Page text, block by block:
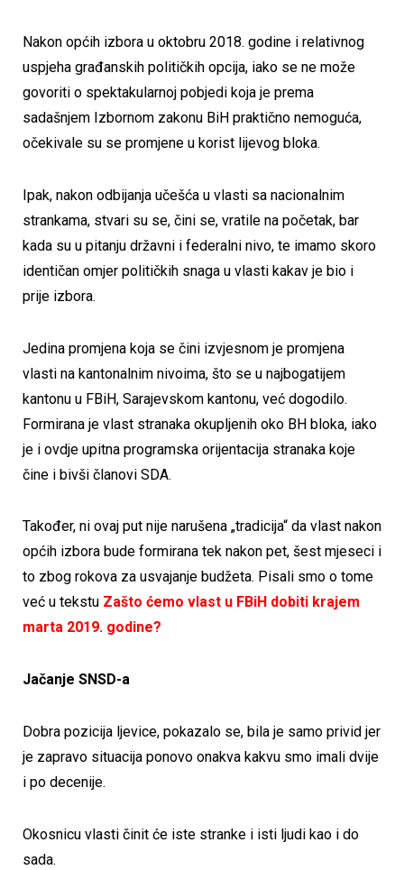
Nakon općih izbora u oktobru 2018. godine i relativnog
uspjeha građanskih političkih opcija, iako se ne može
govoriti o spektakularnoj pobjedi koja je prema
sadašnjem Izbornom zakonu BiH praktično nemoguća,
očekivale su se promjene u korist lijevog bloka.
Ipak, nakon odbijanja učešća u vlasti sa nacionalnim
strankama, stvari su se, čini se, vratile na početak, bar
kada su u pitanju državni i federalni nivo, te imamo skoro
identičan omjer političkih snaga u vlasti kakav je bio i
prije izbora.
Jedina promjena koja se čini izvjesnom je promjena
vlasti na kantonalnim nivoima, što se u najbogatijem
kantonu u FBiH, Sarajevskom kantonu, već dogodilo.
Formirana je vlast stranaka okupljenih oko BH bloka, iako
je i ovdje upitna programska orijentacija stranaka koje
čine i bivši članovi SDA.
Također, ni ovaj put nije narušena „tradicija“ da vlast nakon
općih izbora bude formirana tek nakon pet, šest mjeseci i
to zbog rokova za usvajanje budžeta. Pisali smo o tome
već u tekstu Zašto ćemo vlast u FBiH dobiti krajem
marta 2019. godine?
Jačanje SNSD-a
Dobra pozicija ljevice, pokazalo se, bila je samo privid jer
je zapravo situacija ponovo onakva kakvu smo imali dvije
i po decenije.
Okosnicu vlasti činit će iste stranke i isti ljudi kao i do
sada.